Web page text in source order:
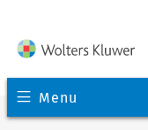
Menu